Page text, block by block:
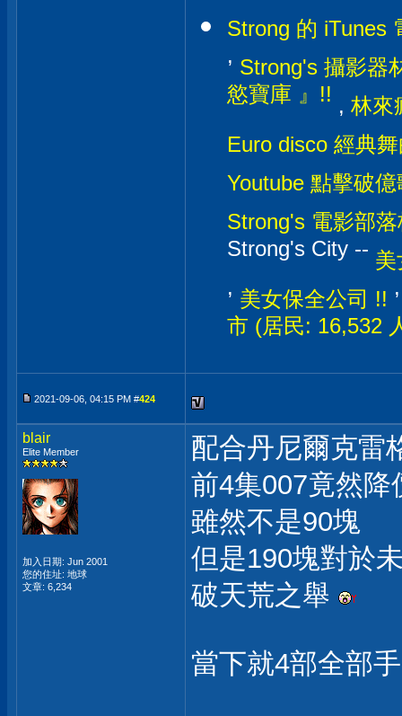
Strong 的 iTunes
, Strong's 攝影器
慾寶庫 』!! , 林來
Euro disco 經典
Youtube 點擊破
Strong's 電影部
Strong's City -- 美
, 美女保全公司 !!
市 (居民: 16,532
2021-09-06, 04:15 PM #424
blair
Elite Member
加入日期: Jun 2001
您的住址: 地球
文章: 6,234
配合丹尼爾克雷
前4集007竟然
雖然不是90塊
但是190塊對於
破天荒之舉
當下就4部全部